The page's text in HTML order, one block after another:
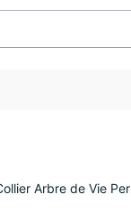
Arbre de Vie